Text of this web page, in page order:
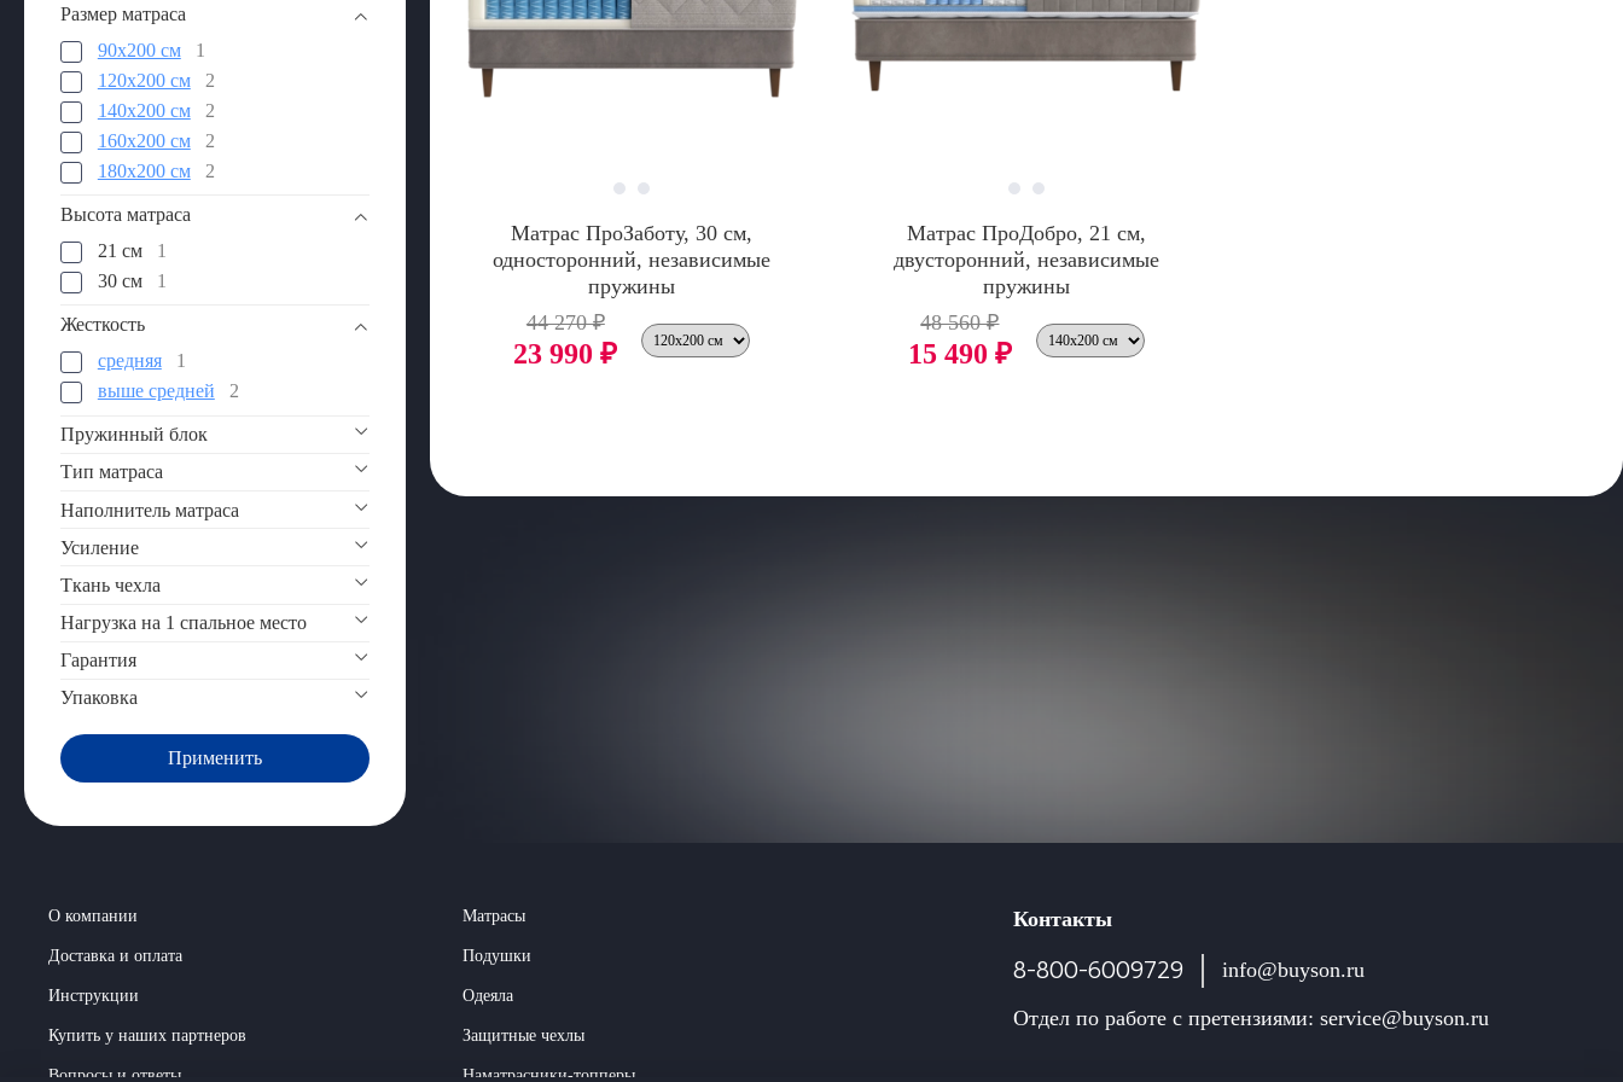
Матрас ПроЗаботу, 30 см,
односторонний, независимые
пружины
44 270 ₽
23 990 ₽
Матрас ПроДобро, 21 см,
двусторонний, независимые
пружины
48 560 ₽
15 490 ₽
Размер матраса
90x200 см
1
120х200 см
2
140x200 см
2
160x200 см
2
180x200 см
2
Высота матраса
21 см
1
30 см
1
Жесткость
средняя
1
выше средней
2
Пружинный блок
Тип матраса
Наполнитель матраса
Усиление
Ткань чехла
Нагрузка на 1 спальное место
Гарантия
Упаковка
Применить
О компании
Доставка и оплата
Инструкции
Купить у наших партнеров
Вопросы и ответы
Матрасы
Подушки
Одеяла
Защитные чехлы
Наматрасники-топперы
Контакты
8-800-6009729
info@buyson.ru
Отдел по работе с претензиями: service@buyson.ru